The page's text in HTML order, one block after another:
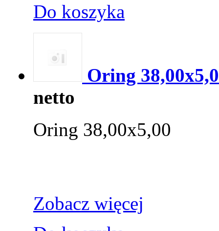
Do koszyka
Oring
netto
Oring 38,00x5,00
Zobacz więcej